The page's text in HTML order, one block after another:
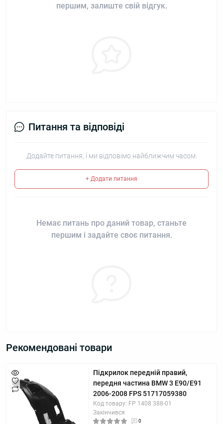
першим, залиште свій відгук.
Питання та відповіді
Додайте питання, і ми відповімо найближчим часом.
+ Додати питання
Немає питань про даний товар, станьте
першим і задайте своє питання.
Рекомендовані товари
Підкрилок передній правий,
передня частина BMW 3 E90/E91
2006-2008 FPS 51717059380
Код товару: FP 1408 388-01
Закінчився
0